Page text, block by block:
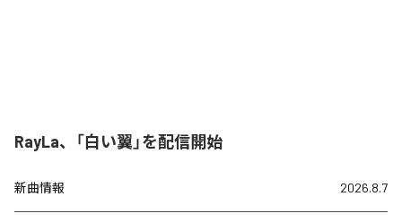
RayLa、「白い翼」を配信開始
新曲情報 2026.8.7